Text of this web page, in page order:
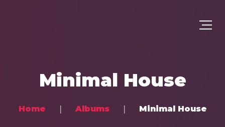
Minimal House
Home Albums Minimal House